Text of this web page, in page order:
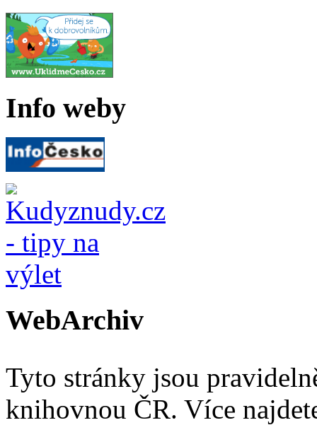
Info weby
WebArchiv
Tyto stránky jsou
knihovnou ČR. Více